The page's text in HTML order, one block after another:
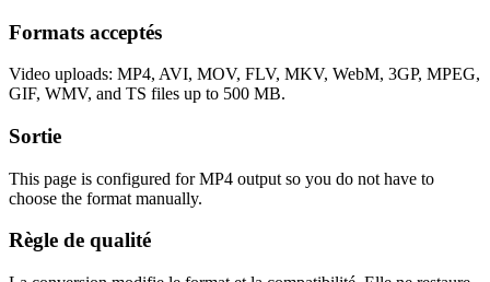
Formats acceptés
Video uploads: MP4, AVI, MOV, FLV, MKV, WebM, 3GP, MPEG,
GIF, WMV, and TS files up to 500 MB.
Sortie
This page is configured for MP4 output so you do not have to
choose the format manually.
Règle de qualité